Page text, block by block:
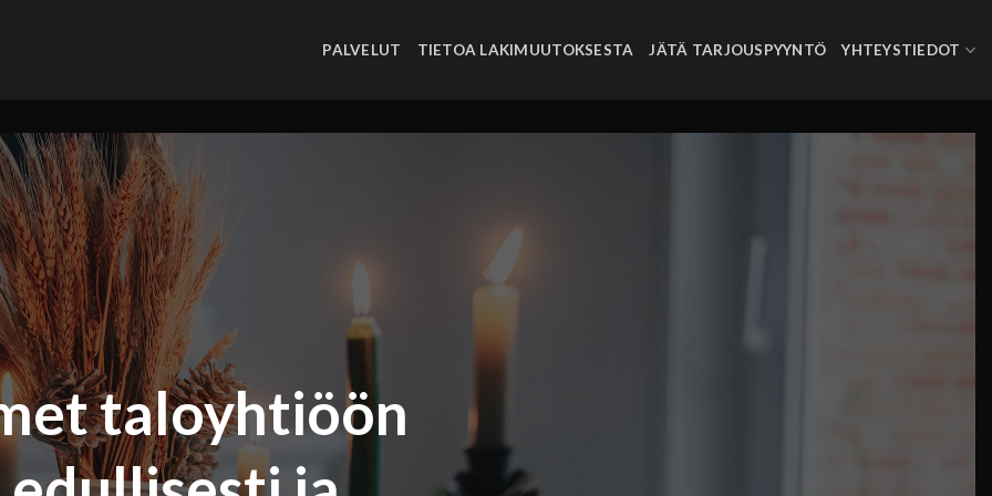
PALVELUT TIETOA LAKIMUUTOKSESTA JÄTÄ TARJOUSPYYNTÖ YHTEYSTIEDOT
taloyhtiöön